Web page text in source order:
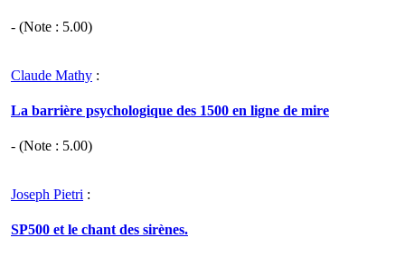
- (Note : 5.00)
Claude Mathy :
La barrière psychologique des 1500 en ligne de mire
- (Note : 5.00)
Joseph Pietri :
SP500 et le chant des sirènes.